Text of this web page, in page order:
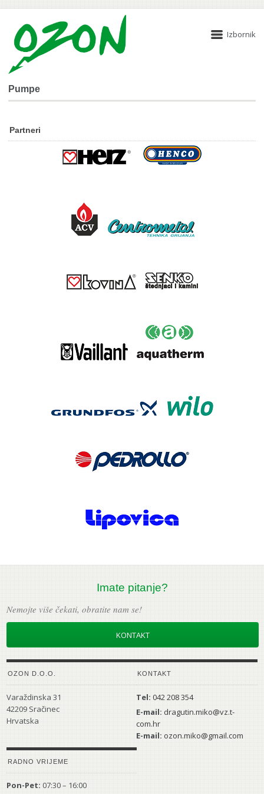
Izbornik
Pumpe
Partneri
Imate pitanje?
Nemojte više čekati, obratite nam se!
KONTAKT
OZON D.O.O.
Varaždinska 31
42209 Sračinec
Hrvatska
KONTAKT
Tel: 042 208 354
E-mail: dragutin.miko@vz.t-
com.hr
E-mail: ozon.miko@gmail.com
RADNO VRIJEME
Pon-Pet: 07:30 – 16:00